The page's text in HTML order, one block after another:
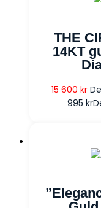
THE
14KT
15 600kr
995 kr